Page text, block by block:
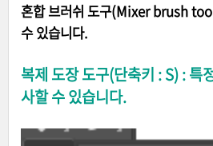
혼합 브러쉬 도구(Mixer brush
수 있습니다.
복제 도장 도구(단축키 : S) : 특
사할 수 있습니다.